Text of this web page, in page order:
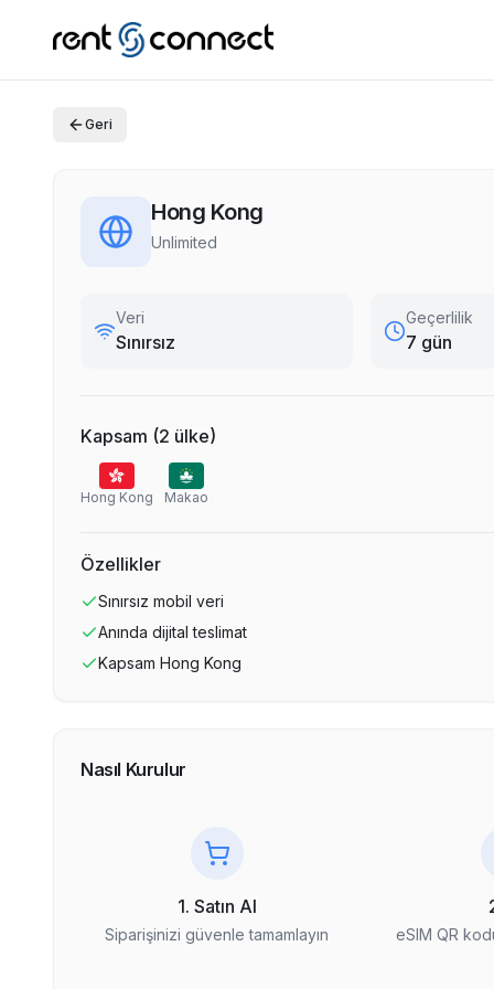
Geri
Hong Kong
Unlimited
Veri
Sınırsız
Geçerlilik
7 gün
Kapsam (2 ülke)
Hong Kong Makao
Özellikler
Sınırsız mobil veri
Anında dijital teslimat
Kapsam Hong Kong
Nasıl Kurulur
1. Satın Al
Siparişinizi güvenle tamamlayın eSIM QR